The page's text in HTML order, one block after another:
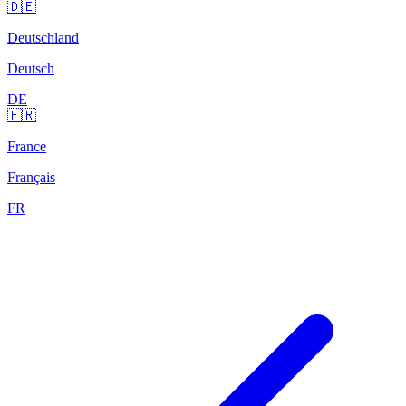
🇩🇪
Deutschland
Deutsch
DE
🇫🇷
France
Français
FR